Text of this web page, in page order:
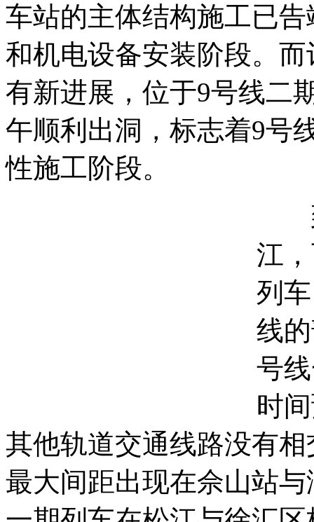
车站的主体结构施工已
和机电设备安装阶段。
有新进展，位于9号线二
午顺利出洞，标志着9号
性施工阶段。
到
江
列
线
号
时
其他轨道交通线路没有
最大间距出现在佘山站